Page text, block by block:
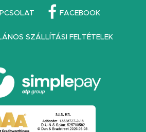
FACEBOOK
SZÁLLÍTÁSI FELTÉTELEK